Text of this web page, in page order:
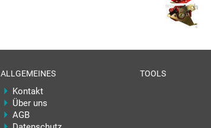
ALLGEMEINES
Kontakt
Über uns
AGB
TOOLS